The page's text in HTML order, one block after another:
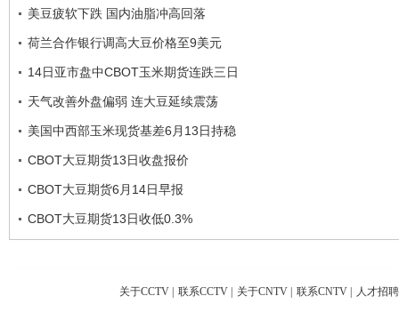
美豆疲软下跌 国内油脂冲高回落
荷兰合作银行调高大豆价格至9美元
14日亚市盘中CBOT玉米期货连跌三日
天气改善外盘偏弱 连大豆延续震荡
美国中西部玉米现货基差6月13日持稳
CBOT大豆期货13日收盘报价
CBOT大豆期货6月14日早报
CBOT大豆期货13日收低0.3%
关于CCTV | 联系CCTV | 关于CNTV | 联系CNTV | 人才招聘